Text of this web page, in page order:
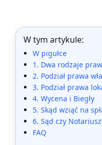
W tym artykule:
W pigułce
1. Dwa rodzaje praw
2. Podział prawa
3. Podział prawa
4. Wycena i Biegły
5. Skąd wziąć na
6. Sąd czy
FAQ